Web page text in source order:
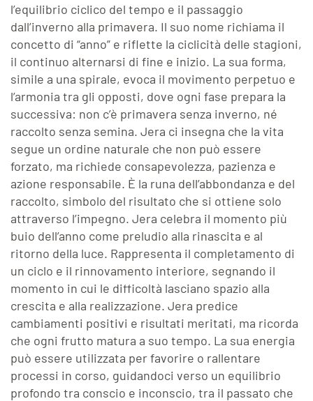
l’equilibrio ciclico del tempo e il passaggio
dall’inverno alla primavera. Il suo nome richiama il
concetto di “anno” e riflette la ciclicità delle stagioni,
il continuo alternarsi di fine e inizio. La sua forma,
simile a una spirale, evoca il movimento perpetuo e
l’armonia tra gli opposti, dove ogni fase prepara la
successiva: non c’è primavera senza inverno, né
raccolto senza semina. Jera ci insegna che la vita
segue un ordine naturale che non può essere
forzato, ma richiede consapevolezza, pazienza e
azione responsabile. È la runa dell’abbondanza e del
raccolto, simbolo del risultato che si ottiene solo
attraverso l’impegno. Jera celebra il momento più
buio dell’anno come preludio alla rinascita e al
ritorno della luce. Rappresenta il completamento di
un ciclo e il rinnovamento interiore, segnando il
momento in cui le difficoltà lasciano spazio alla
crescita e alla realizzazione. Jera predice
cambiamenti positivi e risultati meritati, ma ricorda
che ogni frutto matura a suo tempo. La sua energia
può essere utilizzata per favorire o rallentare
processi in corso, guidandoci verso un equilibrio
profondo tra conscio e inconscio, tra il passato che